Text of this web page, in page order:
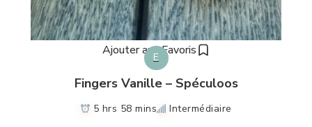
Ajouter aux Favoris
E
Fingers Vanille – Spéculoos
5 hrs 58 mins Intermédiaire